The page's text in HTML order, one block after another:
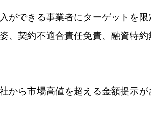
ができる事業者にターゲットを限
、契約不適合責任免責、融資特約
から市場高値を超える金額提示